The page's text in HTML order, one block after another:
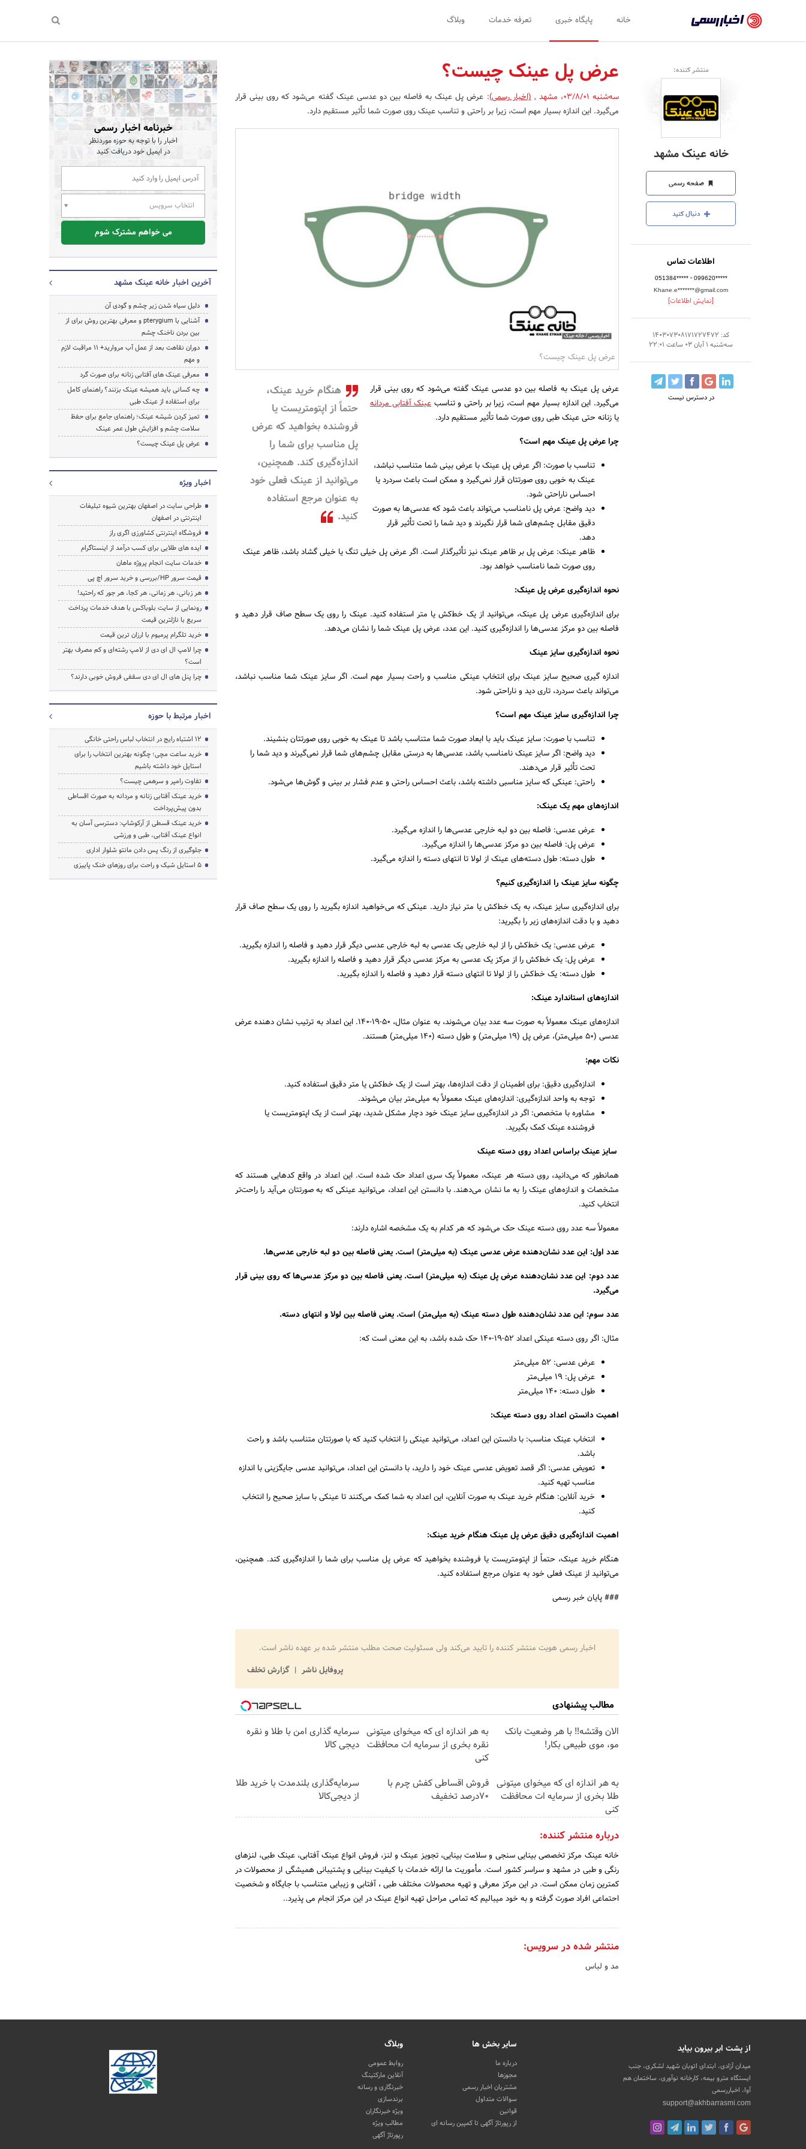
رسمی
-
اخبار
تایید
شده
شرکت‌ها،
سازمان‌ها
و
روابط
عمومی‌ها
خانه پایگاه خبری تعرفه خدمات وبلاگ
منتشر کننده:
خانه عینک مشهد
صفحه رسمی
دنبال کنید
اطلاعات تماس
051384***** - 099620*****
Khane.e*******@gmail.com
[نمایش اطلاعات]
کد: 140307308171727472
سه‌شنبه 1 آبان 03 ساعت 22:01
در دسترس نیست
عرض پل عینک چیست؟
سه‌شنبه 03/8/01 ، مشهد ,(اخبار رسمی): عرض پل عینک به فاصله بین دو عدسی عینک گفته می‌شود که روی بینی قرار
می‌گیرد. این اندازه بسیار مهم است، زیرا بر راحتی و تناسب عینک روی صورت شما تأثیر مستقیم دارد.
عرض پل عینک چیست؟
هنگام خرید عینک،
حتماً از اپتومتریست یا
فروشنده بخواهید که عرض
پل مناسب برای شما را
اندازه‌گیری کند. همچنین،
می‌توانید از عینک فعلی خود
به عنوان مرجع استفاده
کنید.
عرض پل عینک به فاصله بین دو عدسی عینک گفته می‌شود که روی بینی قرار
می‌گیرد. این اندازه بسیار مهم است، زیرا بر راحتی و تناسبعینک آفتابی مردانه
یا زنانه حتی عینک طبی روی صورت شما تأثیر مستقیم دارد.
چرا عرض پل عینک مهم است؟
تناسب با صورت: اگر عرض پل عینک با عرض بینی شما متناسب نباشد،
عینک به خوبی روی صورتتان قرار نمی‌گیرد و ممکن است باعث سردرد یا
احساس ناراحتی شود.
دید واضح: عرض پل نامناسب می‌تواند باعث شود که عدسی‌ها به صورت
دقیق مقابل چشم‌های شما قرار نگیرند و دید شما را تحت تأثیر قرار
دهد.
ظاهر عینک: عرض پل بر ظاهر عینک نیز تأثیرگذار است. اگر عرض پل خیلی تنگ یا خیلی گشاد باشد، ظاهر عینک
روی صورت شما نامناسب خواهد بود.
نحوه اندازه‌گیری عرض پل عینک:
برای اندازه‌گیری عرض پل عینک، می‌توانید از یک خط‌کش یا متر استفاده کنید. عینک را روی یک سطح صاف قرار دهید و
فاصله بین دو مرکز عدسی‌ها را اندازه‌گیری کنید. این عدد، عرض پل عینک شما را نشان می‌دهد.
نحوه اندازه‌گیری سایز عینک
اندازه گیری صحیح سایز عینک برای انتخاب عینکی مناسب و راحت بسیار مهم است. اگر سایز عینک شما مناسب نباشد،
می‌تواند باعث سردرد، تاری دید و ناراحتی شود.
چرا اندازه‌گیری سایز عینک مهم است؟
تناسب با صورت: سایز عینک باید با ابعاد صورت شما متناسب باشد تا عینک به خوبی روی صورتتان بنشیند.
دید واضح: اگر سایز عینک نامناسب باشد، عدسی‌ها به درستی مقابل چشم‌های شما قرار نمی‌گیرند و دید شما را
تحت تأثیر قرار می‌دهند.
راحتی: عینکی که سایز مناسبی داشته باشد، باعث احساس راحتی و عدم فشار بر بینی و گوش‌ها می‌شود.
اندازه‌های مهم یک عینک:
عرض عدسی: فاصله بین دو لبه خارجی عدسی‌ها را اندازه می‌گیرد.
عرض پل: فاصله بین دو مرکز عدسی‌ها را اندازه می‌گیرد.
طول دسته: طول دسته‌های عینک از لولا تا انتهای دسته را اندازه می‌گیرد.
چگونه سایز عینک را اندازه‌گیری کنیم؟
برای اندازه‌گیری سایز عینک، به یک خط‌کش یا متر نیاز دارید. عینکی که می‌خواهید اندازه بگیرید را روی یک سطح صاف قرار
دهید و با دقت اندازه‌های زیر را بگیرید:
عرض عدسی: یک خط‌کش را از لبه خارجی یک عدسی به لبه خارجی عدسی دیگر قرار دهید و فاصله را اندازه بگیرید.
عرض پل: یک خط‌کش را از مرکز یک عدسی به مرکز عدسی دیگر قرار دهید و فاصله را اندازه بگیرید.
طول دسته: یک خط‌کش را از لولا تا انتهای دسته قرار دهید و فاصله را اندازه بگیرید.
اندازه‌های استاندارد عینک:
اندازه‌های عینک معمولاً به صورت سه عدد بیان می‌شوند، به عنوان مثال، 50-19-140. این اعداد به ترتیب نشان دهنده عرض
عدسی (50 میلی‌متر)، عرض پل (19 میلی‌متر) و طول دسته (140 میلی‌متر) هستند.
نکات مهم:
اندازه‌گیری دقیق: برای اطمینان از دقت اندازه‌ها، بهتر است از یک خط‌کش یا متر دقیق استفاده کنید.
توجه به واحد اندازه‌گیری: اندازه‌های عینک معمولاً به میلی‌متر بیان می‌شوند.
مشاوره با متخصص: اگر در اندازه‌گیری سایز عینک خود دچار مشکل شدید، بهتر است از یک اپتومتریست یا
فروشنده عینک کمک بگیرید.
سایز عینک براساس اعداد روی دسته عینک
همانطور که می‌دانید، روی دسته هر عینک، معمولاً یک سری اعداد حک شده است. این اعداد در واقع کدهایی هستند که
مشخصات و اندازه‌های عینک را به ما نشان می‌دهند. با دانستن این اعداد، می‌توانید عینکی که به صورتتان می‌آید را راحت‌تر
انتخاب کنید.
معمولاً سه عدد روی دسته عینک حک می‌شود که هر کدام به یک مشخصه اشاره دارند:
عدد اول: این عدد نشان‌دهنده عرض عدسی عینک (به میلی‌متر) است. یعنی فاصله بین دو لبه خارجی عدسی‌ها.
عدد دوم: این عدد نشان‌دهنده عرض پل عینک (به میلی‌متر) است. یعنی فاصله بین دو مرکز عدسی‌ها که روی بینی قرار
می‌گیرد.
عدد سوم: این عدد نشان‌دهنده طول دسته عینک (به میلی‌متر) است. یعنی فاصله بین لولا و انتهای دسته.
مثال: اگر روی دسته عینکی اعداد 52-19-140 حک شده باشد، به این معنی است که:
عرض عدسی: 52 میلی‌متر
عرض پل: 19 میلی‌متر
طول دسته: 140 میلی‌متر
اهمیت دانستن اعداد روی دسته عینک:
انتخاب عینک مناسب: با دانستن این اعداد، می‌توانید عینکی را انتخاب کنید که با صورتتان متناسب باشد و راحت
باشد.
تعویض عدسی: اگر قصد تعویض عدسی عینک خود را دارید، با دانستن این اعداد، می‌توانید عدسی جایگزینی با اندازه
مناسب تهیه کنید.
خرید آنلاین: هنگام خرید عینک به صورت آنلاین، این اعداد به شما کمک می‌کنند تا عینکی با سایز صحیح را انتخاب
کنید.
اهمیت اندازه‌گیری دقیق عرض پل عینک هنگام خرید عینک:
هنگام خرید عینک، حتماً از اپتومتریست یا فروشنده بخواهید که عرض پل مناسب برای شما را اندازه‌گیری کند. همچنین،
می‌توانید از عینک فعلی خود به عنوان مرجع استفاده کنید.
### پایان خبر رسمی
اخبار رسمی هویت منتشر کننده را تایید می‌کند ولی مسئولیت صحت مطلب منتشر شده بر عهده ناشر است.
پروفایل ناشر
گزارش تخلف
مطالب پیشنهادی
الان وقتشه‼️ با هر وضعیت بانک
مو، موی طبیعی بکار!
به هر اندازه ای که میخوای میتونی
نقره بخری از سرمایه ات محافظت
کنی
سرمایه گذاری امن با طلا و نقره
دیجی کالا
به هر اندازه ای که میخوای میتونی
طلا بخری از سرمایه ات محافظت
کنی
فروش اقساطی کفش چرم با
70درصد تخفیف
سرمایه‌گذاری بلندمدت با خرید طلا
از دیجی‌کالا
درباره منتشر کننده:
خانه عینک مرکز تخصصی بینایی سنجی و سلامت بینایی، تجویز عینک و لنز، فروش انواع عینک آفتابی، عینک طبی، لنزهای
رنگی و طبی در مشهد و سراسر کشور است. مأموریت ما ارائه خدمات با کیفیت بینایی و پشتیبانی همیشگی از محصولات در
کمترین زمان ممکن است. در این مرکز معرفی و تهیه محصولات مختلف طبی ، آفتابی و زیبایی متناسب با جایگاه و شخصیت
احتماعی افراد صورت گرفته و به خود میبالیم که تمامی مراحل تهیه انواع عینک در این مرکز انجام می پذیرد..
منتشر شده در سرویس:
مد و لباس
خبرنامه اخبار رسمی
اخبار را با توجه به حوزه موردنظر
در ایمیل خود دریافت کنید
انتخاب سرویس
می خواهم مشترک شوم
آخرین اخبار خانه عینک مشهد
دلیل سیاه شدن زیر چشم و گودی آن
آشنایی با pterygium و معرفی بهترین روش برای از
بین بردن ناخنک چشم
دوران نقاهت بعد از عمل آب مروارید+ 11 مراقبت لازم
و مهم
معرفی عینک های آفتابی زنانه برای صورت گرد
چه کسانی باید همیشه عینک بزنند؟ راهنمای کامل
برای استفاده از عینک طبی
تمیز کردن شیشه عینک؛ راهنمای جامع برای حفظ
سلامت چشم و افزایش طول عمر عینک
عرض پل عینک چیست؟
اخبار ویژه
طراحی سایت در اصفهان بهترین شیوه تبلیغات
اینترنتی در اصفهان
فروشگاه اینترنتی کشاورزی اگری راز
ایده های طلایی برای کسب درآمد از اینستاگرام
خدمات سایت انجام پروژه ماهان
قیمت سرور HP/بررسی و خرید سرور اچ پی
هر زبانی، هر زمانی، هر کجا، هر جور که راحتید!
رونمایی از سایت بلوباکس با هدف خدمات پرداخت
سریع با نازلترین قیمت
خرید تلگرام پرمیوم با ارزان ترین قیمت
چرا لامپ ال ای دی از لامپ رشته‌ای و کم مصرف بهتر
است؟
چرا پنل های ال ای دی سقفی فروش خوبی دارند؟
اخبار مرتبط با حوزه
۱۲ اشتباه رایج در انتخاب لباس راحتی خانگی
خرید ساعت مچی؛ چگونه بهترین انتخاب را برای
استایل خود داشته باشیم
تفاوت رامپر و سرهمی چیست؟
خرید عینک آفتابی زنانه و مردانه به صورت اقساطی
بدون پیش‌پرداخت
خرید عینک قسطی از آرکوشاپ: دسترسی آسان به
انواع عینک آفتابی، طبی و ورزشی
جلوگیری از رنگ پس دادن مانتو شلوار اداری
۵ استایل شیک و راحت برای روزهای خنک پاییزی
از پشت ابر بیرون بیاید
میدان آزادی، ابتدای اتوبان شهید لشکری، جنب
ایستگاه مترو بیمه، کارخانه نوآوری، ساختمان هم
آوا، اخباررسمی
support@akhbarrasmi.com
سایر بخش ها
درباره ما
مجوزها
مشتریان اخبار رسمی
سوالات متداول
قوانین
از رپورتاژ آگهی تا کمپین رسانه ای
وبلاگ
روابط عمومی
آنلاین مارکتینگ
خبرنگاری و رسانه
برندسازی
ویژه خبرنگاران
مطالب ویژه
رپورتاژ آگهی